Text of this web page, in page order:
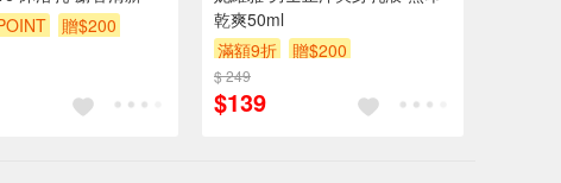
贈$200
乾爽50ml
滿額9折
贈$200
$ 249
$139